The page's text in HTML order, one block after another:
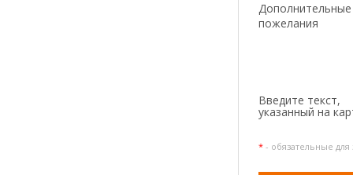
Дополнительные
пожелания
Введите текcт,
указанный на
* - обязательные